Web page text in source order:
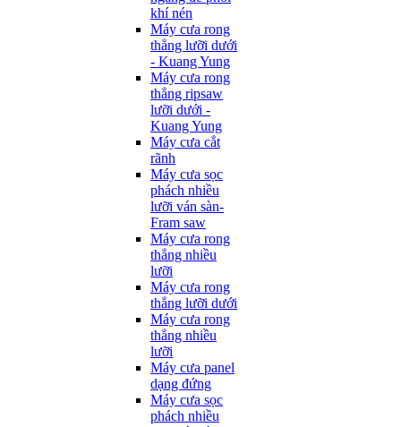
khí nén
Máy cưa rong
thẳng lưỡi dưới
- Kuang Yung
Máy cưa rong
thẳng ripsaw
lưỡi dưới -
Kuang Yung
Máy cưa cắt
rãnh
Máy cưa sọc
phách nhiều
lưỡi ván sàn-
Fram saw
Máy cưa rong
thẳng nhiều
lưỡi
Máy cưa rong
thẳng lưỡi dưới
Máy cưa rong
thẳng nhiều
lưỡi
Máy cưa panel
dạng đứng
Máy cưa sọc
phách nhiều